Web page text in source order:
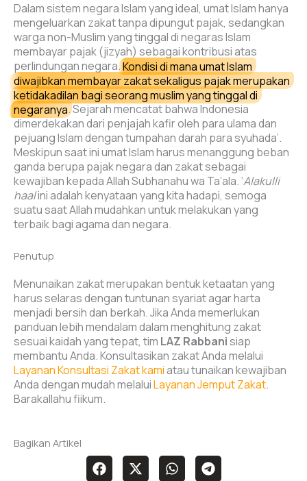
Dalam sistem negara Islam yang ideal, umat Islam hanya
mengeluarkan zakat tanpa dipungut pajak, sedangkan
warga non-Muslim yang tinggal di negaras Islam
membayar pajak (jizyah) sebagai kontribusi atas
perlindungan negara.Kondisi di mana umat Islam
diwajibkan membayar zakat sekaligus pajak merupakan
ketidakadilan bagi seorang muslim yang tinggal di
negaranya. Sejarah mencatat bahwa Indonesia
dimerdekakan dari penjajah kafir oleh para ulama dan
pejuang Islam dengan tumpahan darah para syuhada’.
Meskipun saat ini umat Islam harus menanggung beban
ganda berupa pajak negara dan zakat sebagai
kewajiban kepada Allah Subhanahu wa Ta’ala. ‘Alakulli
haalini adalah kenyataan yang kita hadapi, semoga
suatu saat Allah mudahkan untuk melakukan yang
terbaik bagi agama dan negara.
Penutup
Menunaikan zakat merupakan bentuk ketaatan yang
harus selaras dengan tuntunan syariat agar harta
menjadi bersih dan berkah. Jika Anda memerlukan
panduan lebih mendalam dalam menghitung zakat
sesuai kaidah yang tepat, tim LAZ Rabbanisiap
membantu Anda. Konsultasikan zakat Anda melalui
Layanan Konsultasi Zakat kamiatau tunaikan kewajiban
Anda dengan mudah melaluiLayanan Jemput Zakat.
Barakallahu fiikum.
Bagikan Artikel